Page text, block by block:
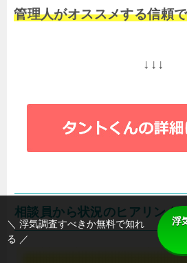
管理人がオススメする信頼
↓↓↓
相談員から状況のヒアリング
＼ 浮気調査すべきか無料で知れ
る ／
浮